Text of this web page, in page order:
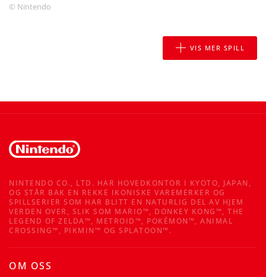
© Nintendo
VIS MER SPILL
NINTENDO CO., LTD. HAR HOVEDKONTOR I KYOTO, JAPAN,
OG STÅR BAK EN REKKE IKONISKE VAREMERKER OG
SPILLSERIER SOM HAR BLITT EN NATURLIG DEL AV HJEM
VERDEN OVER, SLIK SOM MARIO™, DONKEY KONG™, THE
LEGEND OF ZELDA™, METROID™, POKÉMON™, ANIMAL
CROSSING™, PIKMIN™ OG SPLATOON™.
OM OSS